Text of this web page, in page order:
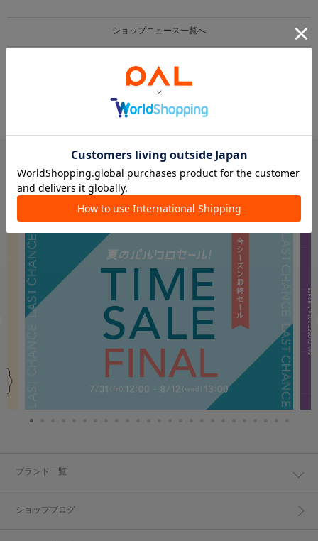
ショップニュース一覧へ
PICK UP
ブランド一覧
ショップブログ